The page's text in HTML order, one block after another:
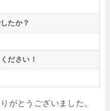
たか？
ださい！
がとうございました。